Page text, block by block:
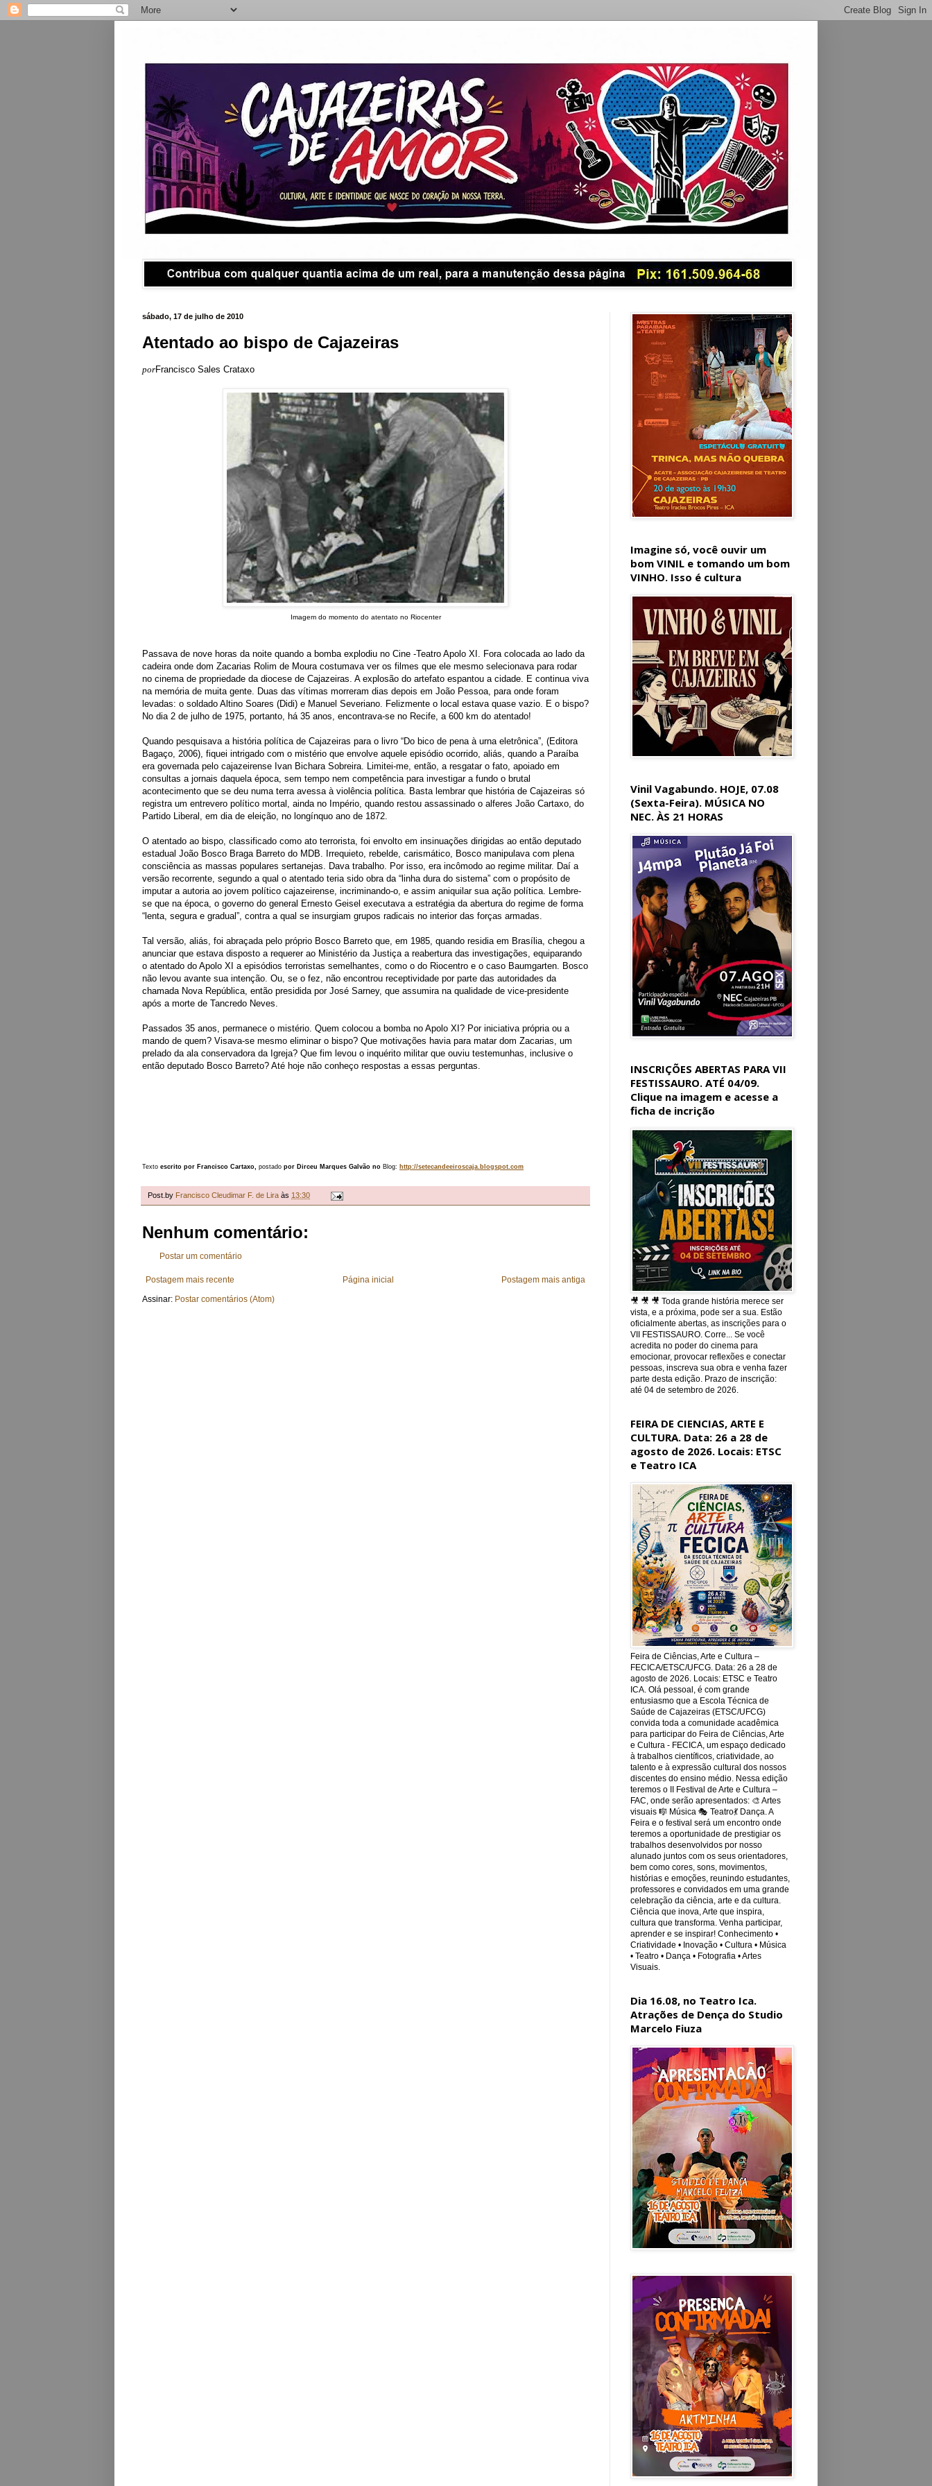
sábado, 17 de julho de 2010
Atentado ao bispo de Cajazeiras
porFrancisco Sales Crataxo
Imagem do momento do atentato no Riocenter
Passava de nove horas da noite quando a bomba explodiu no Cine -Teatro Apolo XI. Fora colocada ao lado da
cadeira onde dom Zacarias Rolim de Moura costumava ver os filmes que ele mesmo selecionava para rodar
no cinema de propriedade da diocese de Cajazeiras. A explosão do artefato espantou a cidade. E continua viva
na memória de muita gente. Duas das vítimas morreram dias depois em João Pessoa, para onde foram
levadas: o soldado Altino Soares (Didi) e Manuel Severiano. Felizmente o local estava quase vazio. E o bispo?
No dia 2 de julho de 1975, portanto, há 35 anos, encontrava-se no Recife, a 600 km do atentado!
Quando pesquisava a história política de Cajazeiras para o livro “Do bico de pena à urna eletrônica”, (Editora
Bagaço, 2006), fiquei intrigado com o mistério que envolve aquele episódio ocorrido, aliás, quando a Paraíba
era governada pelo cajazeirense Ivan Bichara Sobreira. Limitei-me, então, a resgatar o fato, apoiado em
consultas a jornais daquela época, sem tempo nem competência para investigar a fundo o brutal
acontecimento que se deu numa terra avessa à violência política. Basta lembrar que história de Cajazeiras só
registra um entrevero político mortal, ainda no Império, quando restou assassinado o alferes João Cartaxo, do
Partido Liberal, em dia de eleição, no longínquo ano de 1872.
O atentado ao bispo, classificado como ato terrorista, foi envolto em insinuações dirigidas ao então deputado
estadual João Bosco Braga Barreto do MDB. Irrequieto, rebelde, carismático, Bosco manipulava com plena
consciência as massas populares sertanejas. Dava trabalho. Por isso, era incômodo ao regime militar. Daí a
versão recorrente, segundo a qual o atentado teria sido obra da “linha dura do sistema” com o propósito de
imputar a autoria ao jovem político cajazeirense, incriminando-o, e assim aniquilar sua ação política. Lembre-
se que na época, o governo do general Ernesto Geisel executava a estratégia da abertura do regime de forma
“lenta, segura e gradual”, contra a qual se insurgiam grupos radicais no interior das forças armadas.
Tal versão, aliás, foi abraçada pelo próprio Bosco Barreto que, em 1985, quando residia em Brasília, chegou a
anunciar que estava disposto a requerer ao Ministério da Justiça a reabertura das investigações, equiparando
o atentado do Apolo XI a episódios terroristas semelhantes, como o do Riocentro e o caso Baumgarten. Bosco
não levou avante sua intenção. Ou, se o fez, não encontrou receptividade por parte das autoridades da
chamada Nova República, então presidida por José Sarney, que assumira na qualidade de vice-presidente
após a morte de Tancredo Neves.
Passados 35 anos, permanece o mistério. Quem colocou a bomba no Apolo XI? Por iniciativa própria ou a
mando de quem? Visava-se mesmo eliminar o bispo? Que motivações havia para matar dom Zacarias, um
prelado da ala conservadora da Igreja? Que fim levou o inquérito militar que ouviu testemunhas, inclusive o
então deputado Bosco Barreto? Até hoje não conheço respostas a essas perguntas.
Texto escrito por Francisco Cartaxo, postado por Dirceu Marques Galvão no Blog: http://setecandeeiroscaja.blogspot.com
Post.by Francisco Cleudimar F. de Lira às 13:30
Nenhum comentário:
Postar um comentário
Postagem mais recente Postagem mais antiga
Página inicial
Assinar: Postar comentários (Atom)
Imagine só, você ouvir um
bom VINIL e tomando um bom
VINHO. Isso é cultura
Vinil Vagabundo. HOJE, 07.08
(Sexta-Feira). MÚSICA NO
NEC. ÀS 21 HORAS
INSCRIÇÕES ABERTAS PARA VII
FESTISSAURO. ATÉ 04/09.
Clique na imagem e acesse a
ficha de incrição
🎥 🎥 🎥 Toda grande história merece ser
vista, e a próxima, pode ser a sua. Estão
oficialmente abertas, as inscrições para o
VII FESTISSAURO. Corre... Se você
acredita no poder do cinema para
emocionar, provocar reflexões e conectar
pessoas, inscreva sua obra e venha fazer
parte desta edição. Prazo de inscrição:
até 04 de setembro de 2026.
FEIRA DE CIENCIAS, ARTE E
CULTURA. Data: 26 a 28 de
agosto de 2026. Locais: ETSC
e Teatro ICA
Feira de Ciências, Arte e Cultura –
FECICA/ETSC/UFCG. Data: 26 a 28 de
agosto de 2026. Locais: ETSC e Teatro
ICA. Olá pessoal, é com grande
entusiasmo que a Escola Técnica de
Saúde de Cajazeiras (ETSC/UFCG)
convida toda a comunidade acadêmica
para participar do Feira de Ciências, Arte
e Cultura - FECICA, um espaço dedicado
à trabalhos científicos, criatividade, ao
talento e à expressão cultural dos nossos
discentes do ensino médio. Nessa edição
teremos o II Festival de Arte e Cultura –
FAC, onde serão apresentados: 🎨 Artes
visuais 🎼 Música 🎭 Teatro💃 Dança. A
Feira e o festival será um encontro onde
teremos a oportunidade de prestigiar os
trabalhos desenvolvidos por nosso
alunado juntos com os seus orientadores,
bem como cores, sons, movimentos,
histórias e emoções, reunindo estudantes,
professores e convidados em uma grande
celebração da ciência, arte e da cultura.
Ciência que inova, Arte que inspira,
cultura que transforma. Venha participar,
aprender e se inspirar! Conhecimento •
Criatividade • Inovação • Cultura • Música
• Teatro • Dança • Fotografia • Artes
Visuais.
Dia 16.08, no Teatro Ica.
Atrações de Dença do Studio
Marcelo Fiuza